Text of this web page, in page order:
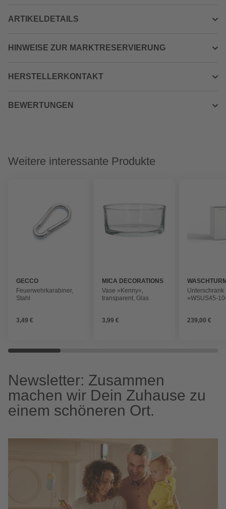
ARTIKELDETAILS
HINWEISE ZUR MARKTRESERVIERUNG
HERSTELLERKONTAKT
BEWERTUNGEN
Weitere interessante Produkte
GECCO
Feuerwehrkarabiner,
Stahl
3,49 €
MICA DECORATIONS
Vase »Kenny«,
transparent, Glas
3,99 €
Unterschrank
»WSUS45-
239,00 €
Newsletter: Zusammen
machen wir Dein Zuhause zu
einem schöneren Ort.